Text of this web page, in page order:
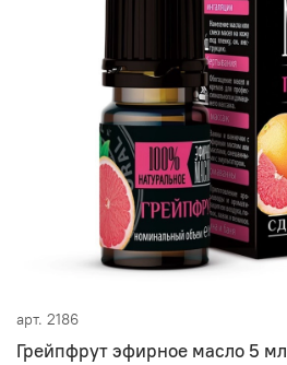
арт. 2186
Грейпфрут эфирное масло 5 мл